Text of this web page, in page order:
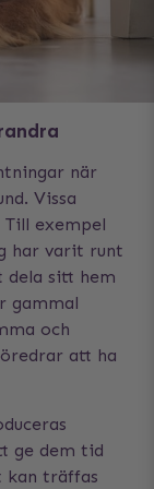
när
Vissa
exempel
har varit runt
dela sitt hem
gammal
och
att ha
ge dem tid
kan träffas